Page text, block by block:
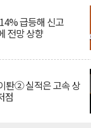
급등해 신고
전망 상향
퇀② 실적은 고속 상
점